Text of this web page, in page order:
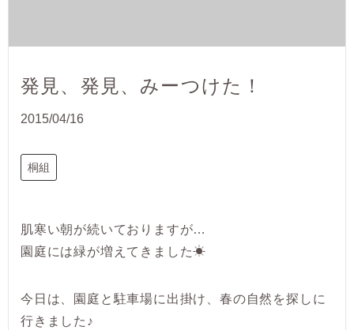
発見、発見、みーつけた！
2015/04/16
桐組
肌寒い朝が続いておりますが…
園庭には緑が増えてきました☀
今日は、園庭と駐車場に出掛け、春の自然を探しに
行きました♪